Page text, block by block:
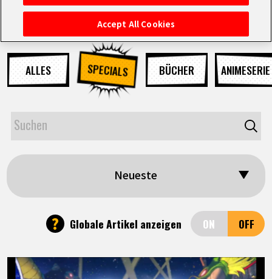
STARTSEITE
NEUES
HIGHLIGHTS
VIDEOS
SPECIALS
JP
EN FR DE ES
ALLES SPECIALS BÜCHER ANIMESERIE
Neueste
? Globale Artikel anzeigen
Accept All Cookies